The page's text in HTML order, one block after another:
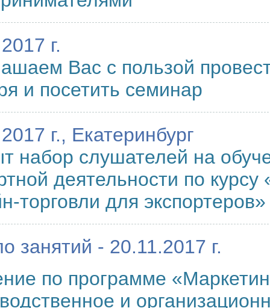
г.
Вас с пользой
и посетить семинар
г., Екатеринбург
набор слушателей на
деятельности по
торговли для экспортеров»
занятий - 20.11.2017 г.
по программе
и